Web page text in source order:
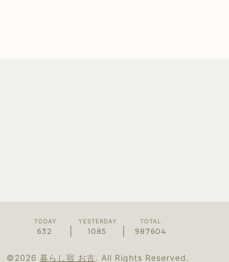
TODAY
632
YESTERDAY
1085
TOTAL
987604
©2026 暮らし宿 お古. All Rights Reserved.